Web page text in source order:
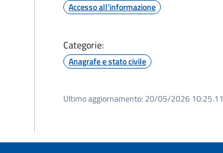
Accesso all'informazione
Categorie:
Anagrafe e stato civile
Ultimo aggiornamento: 20/05/2026 10:25.11